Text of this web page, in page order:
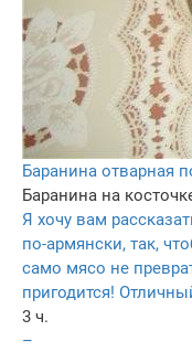
Баранина отварная
Баранина на
Я хочу вам
по-армянски, так,
само мясо не
пригодится!
3 ч.
–